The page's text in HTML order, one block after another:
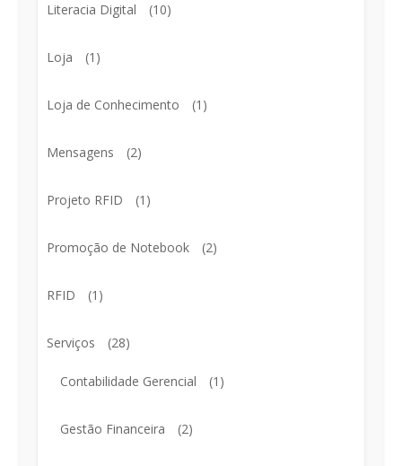
Literacia Digital (10)
Loja (1)
Loja de Conhecimento (1)
Mensagens (2)
Projeto RFID (1)
Promoção de Notebook (2)
RFID (1)
Serviços (28)
Contabilidade Gerencial (1)
Gestão Financeira (2)